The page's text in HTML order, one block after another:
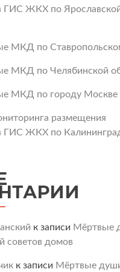
ГИС ЖКХ по
МКД по
МКД по Челябинской
МКД по городу Москве
размещения
ГИС ЖКХ по
к записи Мёртвые
советов домов
к записи Мёртвые